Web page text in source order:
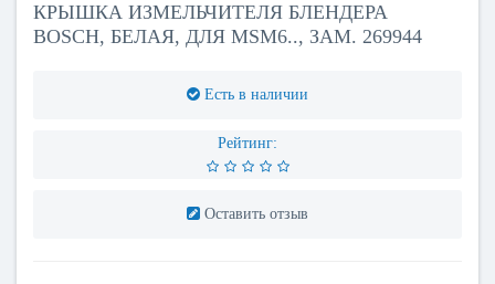
КРЫШКА ИЗМЕЛЬЧИТЕЛЯ БЛЕНДЕРА
BOSCH, БЕЛАЯ, ДЛЯ MSM6.., ЗАМ. 269944
Есть в наличии
Рейтинг:
Оставить отзыв